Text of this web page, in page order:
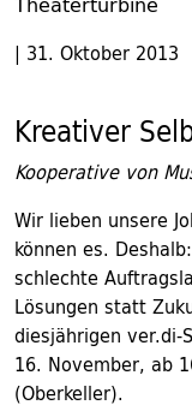
| 31. Oktober 2013
Kreativer
Kooperative von
Wir lieben unsere
können es.
schlechte
Lösungen statt
diesjährigen ver.di-
16. November, ab
(Oberkeller).